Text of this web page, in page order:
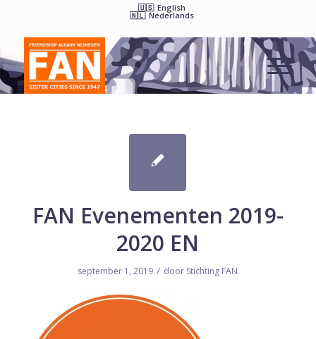
English
Nederlands
FAN Evenementen 2019-
2020 EN
september 1, 2019 / door Stichting FAN